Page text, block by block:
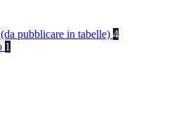
pubblicare in tabelle) 4
1